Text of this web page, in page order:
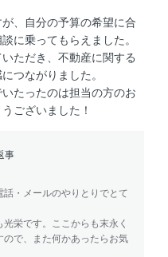
、自分の予算の希望に合
に乗ってもらえました。
ただき、不動産に関する
つながりました。
たったのは担当の方のお
ございました！
事
・メールのやりとりでとて
栄です。ここからも末永く
で、また何かあったらお気